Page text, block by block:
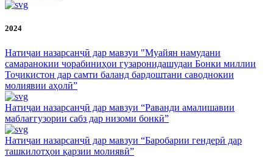
2024
Натиҷаи назарсанҷӣ дар мавзуи "Муайян намудани
самаранокии чорабиниҳои гузаронидашудаи Бонки миллии
Тоҷикистон дар самти баланд бардоштани саводнокии
молиявии аҳолӣ”
Натиҷаи назарсанҷӣ дар мавзуи “Раванди амалишавии
маблағгузории сабз дар низоми бонкӣ”
Натиҷаи назарсанҷӣ дар мавзуи “Баробарии гендерӣ дар
ташкилотҳои қарзии молиявӣ”